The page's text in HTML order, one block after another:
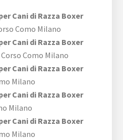
Cani di Razza Boxer
Como Milano
Cani di Razza Boxer
Corso Como Milano
Cani di Razza Boxer
Milano
Cani di Razza Boxer
Milano
Cani di Razza Boxer
Milano